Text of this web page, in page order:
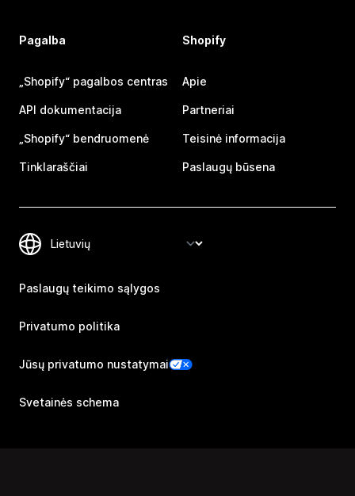
Pagalba
„Shopify“ pagalbos centras
API dokumentacija
„Shopify“ bendruomenė
Tinklaraščiai
Shopify
Apie
Partneriai
Teisinė informacija
Paslaugų būsena
Paslaugų teikimo sąlygos
Privatumo politika
Jūsų privatumo nustatymai
Svetainės schema